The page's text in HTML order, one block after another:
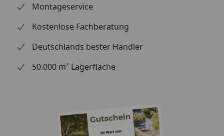
Montageservice
Kostenlose Fachberatung
Deutschlands bester Händler
50.000 m² Lagerfläche